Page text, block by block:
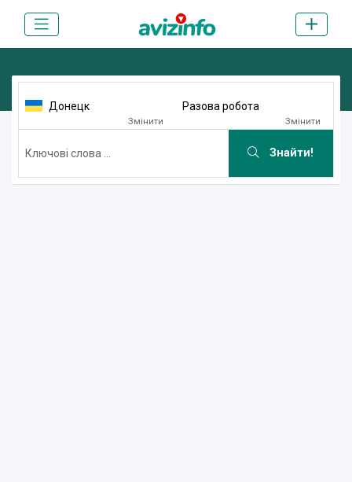
Донецк
Змінити
Разова робота
Змінити
Знайти!